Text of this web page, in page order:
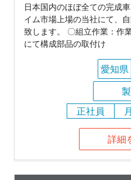
日本国内のほぼ全ての完成
イム市場上場の当社にて、
致します。 〇組立作業：作
にて構成部品の取付け
愛知県
正社員
詳細